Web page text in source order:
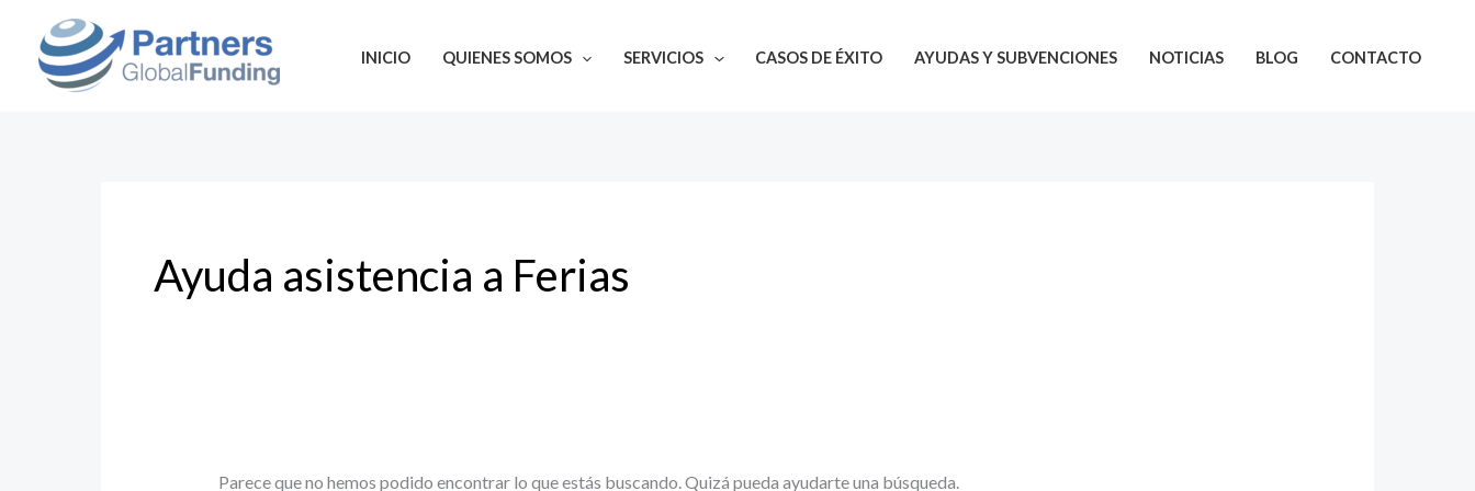
contenido
INICIO QUIENES SOMOS SERVICIOS CASOS DE ÉXITO AYUDAS Y SUBVENCIONES NOTICIAS BLOG CONTACTO
Ayuda asistencia a Ferias
Parece que no hemos podido encontrar lo que estás buscando. Quizá pueda ayudarte una búsqueda.
por: